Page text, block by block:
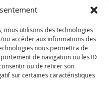
nous utilisons des technologies
accéder aux informations des
nous permettra de
de navigation ou les ID
ou de retirer son
sur certaines caractéristiques
publier un